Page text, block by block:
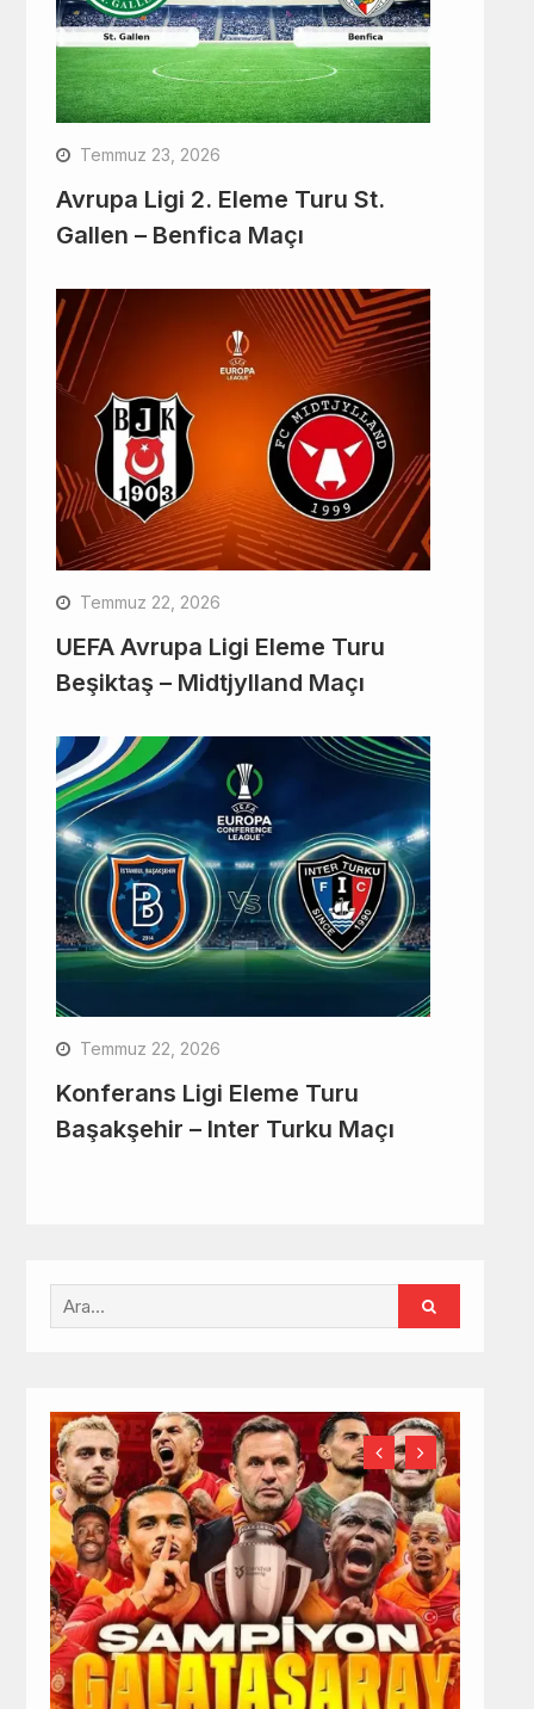
Temmuz 23, 2026
Avrupa Ligi 2. Eleme Turu St.
Gallen – Benfica Maçı
Temmuz 22, 2026
UEFA Avrupa Ligi Eleme Turu
Beşiktaş – Midtjylland Maçı
Temmuz 22, 2026
Konferans Ligi Eleme Turu
Başakşehir – Inter Turku Maçı